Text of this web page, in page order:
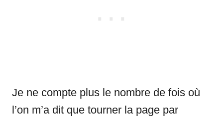
Je ne compte plus le nombre de fois où
l’on m’a dit que tourner la page par